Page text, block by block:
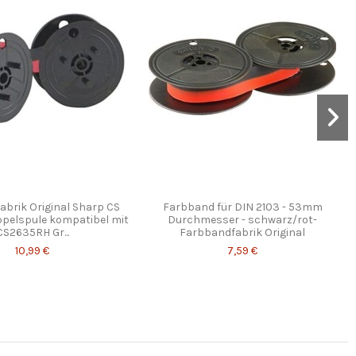
Original Sharp CS
kompatibel mit
Gr...
10,99 €
Farbband für DIN 2103 - 53mm
Durchmesser - schwarz/rot-
Farbbandfabrik Original
7,59 €